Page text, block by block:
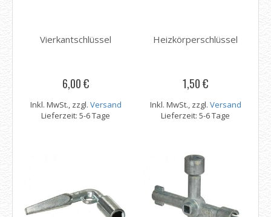
Vierkantschlüssel
6,00 €
Inkl. MwSt., zzgl. Versand
Lieferzeit: 5-6 Tage
Heizkörperschlüssel
1,50 €
Inkl. MwSt., zzgl. Versand
Lieferzeit: 5-6 Tage